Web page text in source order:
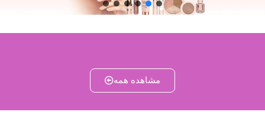
مشاهده همه